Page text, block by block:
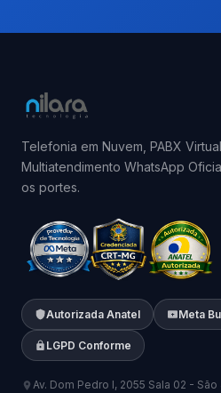
Telefonia em Nuvem, PABX
Multiatendimento WhatsApp
os portes.
Autorizada Anatel Meta
LGPD Conforme
Av. Dom Pedro I, 2055 Sala 02 -